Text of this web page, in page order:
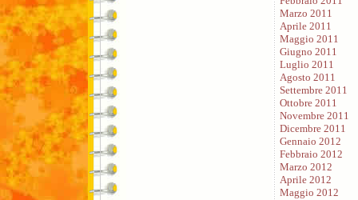
Marzo 2011
Aprile 2011
Maggio 2011
Giugno 2011
Luglio 2011
Agosto 2011
Settembre 2011
Ottobre 2011
Novembre 2011
Dicembre 2011
Gennaio 2012
Febbraio 2012
Marzo 2012
Aprile 2012
Maggio 2012